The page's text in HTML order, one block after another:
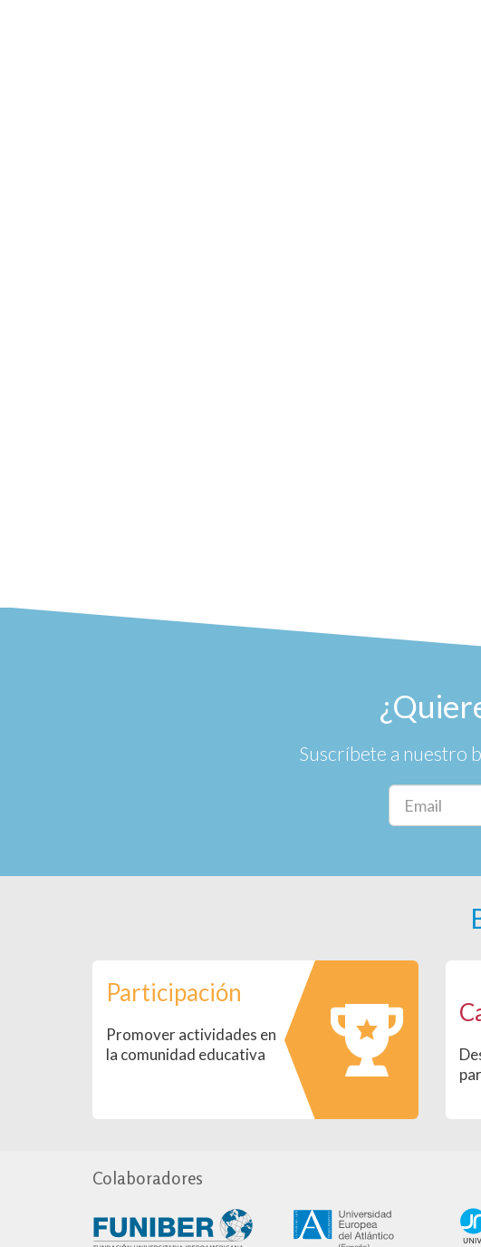
Suscríbete a nuestro
Participación
Promover actividades en
la comunidad educativa
Colaboradores